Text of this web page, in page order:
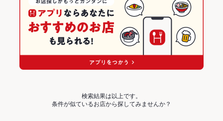
検索結果は以上です。
条件が似ているお店から探してみませんか？